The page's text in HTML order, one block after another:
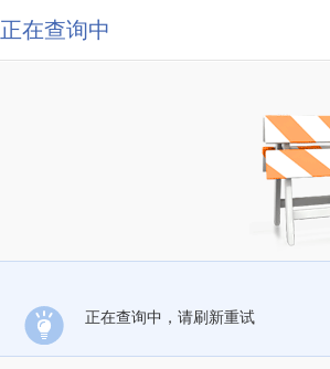
正在查询中
正在查询中，请刷新重试